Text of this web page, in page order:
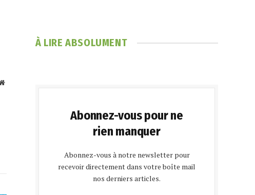
Website
À LIRE ABSOLUMENT
Abonnez-vous pour ne
rien manquer
Abonnez-vous à notre newsletter pour
recevoir directement dans votre boîte mail
nos derniers articles.